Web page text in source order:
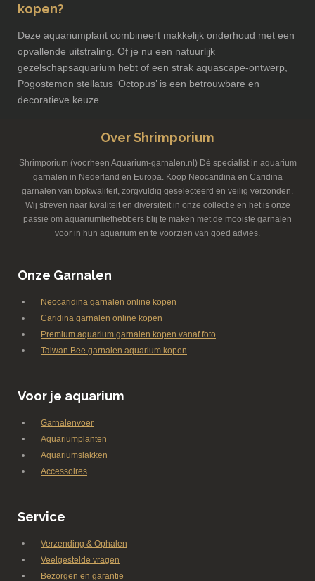
kopen?
Deze aquariumplant combineert makkelijk onderhoud met een
opvallende uitstraling. Of je nu een natuurlijk
gezelschapsaquarium hebt of een strak aquascape-ontwerp,
Pogostemon stellatus ‘Octopus’ is een betrouwbare en
decoratieve keuze.
Over Shrimporium
Shrimporium (voorheen Aquarium-garnalen.nl) Dé specialist in aquarium
garnalen in Nederland en Europa. Koop Neocaridina en Caridina
garnalen van topkwaliteit, zorgvuldig geselecteerd en veilig verzonden.
Wij streven naar kwaliteit en diversiteit in onze collectie en het is onze
passie om aquariumliefhebbers blij te maken met de mooiste garnalen
voor in hun aquarium en te voorzien van goed advies.
Onze Garnalen
Neocaridina garnalen online kopen
Caridina garnalen online kopen
Premium aquarium garnalen kopen vanaf foto
Taiwan Bee garnalen aquarium kopen
Voor je aquarium
Garnalenvoer
Aquariumplanten
Aquariumslakken
Accessoires
Service
Verzending & Ophalen
Veelgestelde vragen
Bezorgen en garantie